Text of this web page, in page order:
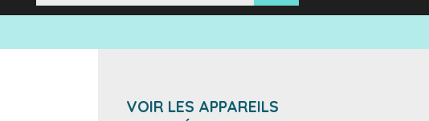
VOIR LES APPAREILS